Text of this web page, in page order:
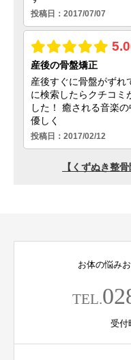
お体の悩み
TEL.
受付